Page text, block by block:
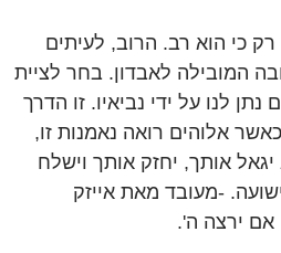
כי הוא רב. הרוב, לעיתים
המובילה לאבדון. בחר לציית
לנו על ידי נביאיו. זו הדרך
אלוהים רואה נאמנות זו,
אותך, יחזק אותך וישלח
-מעובד מאת אייזק
אם ירצה ה'.